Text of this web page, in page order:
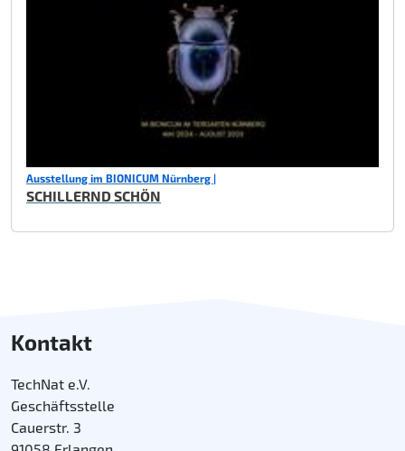
Ausstellung im BIONICUM Nürnberg |
SCHILLERND SCHÖN
Kontakt
TechNat e.V.
Geschäftsstelle
Cauerstr. 3